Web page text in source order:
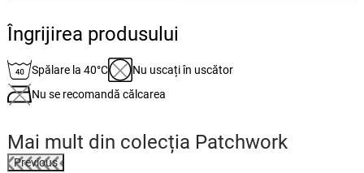
Îngrijirea produsului
Spălare la 40°C
Nu uscați în uscător
Nu se recomandă călcarea
Mai mult din colecția Patchwork
Previous